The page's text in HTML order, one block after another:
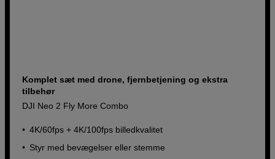
Komplet sæt med drone, fjernbetjening og ekstra
tilbehør
DJI Neo 2 Fly More Combo
4K/60fps + 4K/100fps billedkvalitet
Styr med bevægelser eller stemme